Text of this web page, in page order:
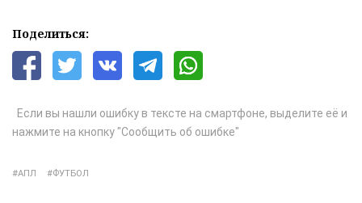
Поделиться:
Если вы нашли ошибку в тексте на смартфоне, выделите её и
нажмите на кнопку "Сообщить об ошибке"
АПЛ ФУТБОЛ